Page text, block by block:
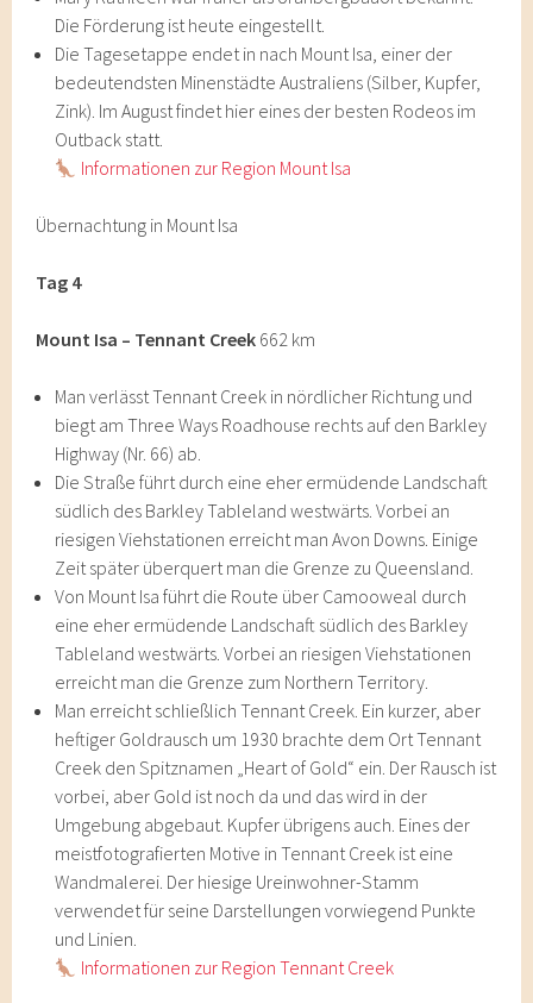
Die Förderung ist heute eingestellt.
Die Tagesetappe endet in nach Mount Isa, einer der
bedeutendsten Minenstädte Australiens (Silber, Kupfer,
Zink). Im August findet hier eines der besten Rodeos im
Outback statt.
Informationen zur Region Mount Isa
Übernachtung in Mount Isa
Tag 4
Mount Isa – Tennant Creek 662 km
Man verlässt Tennant Creek in nördlicher Richtung und
biegt am Three Ways Roadhouse rechts auf den Barkley
Highway (Nr. 66) ab.
Die Straße führt durch eine eher ermüdende Landschaft
südlich des Barkley Tableland westwärts. Vorbei an
riesigen Viehstationen erreicht man Avon Downs. Einige
Zeit später überquert man die Grenze zu Queensland.
Von Mount Isa führt die Route über Camooweal durch
eine eher ermüdende Landschaft südlich des Barkley
Tableland westwärts. Vorbei an riesigen Viehstationen
erreicht man die Grenze zum Northern Territory.
Man erreicht schließlich Tennant Creek. Ein kurzer, aber
heftiger Goldrausch um 1930 brachte dem Ort Tennant
Creek den Spitznamen „Heart of Gold“ ein. Der Rausch ist
vorbei, aber Gold ist noch da und das wird in der
Umgebung abgebaut. Kupfer übrigens auch. Eines der
meistfotografierten Motive in Tennant Creek ist eine
Wandmalerei. Der hiesige Ureinwohner-Stamm
verwendet für seine Darstellungen vorwiegend Punkte
und Linien.
Informationen zur Region Tennant Creek